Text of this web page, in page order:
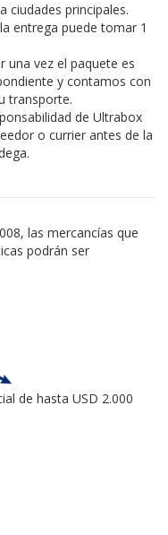
ciudades principales.
entrega puede tomar 1
una vez el paquete es
y contamos con
transporte.
de Ultrabox
o currier antes de la
las mercancías que
podrán ser
de hasta USD 2.000